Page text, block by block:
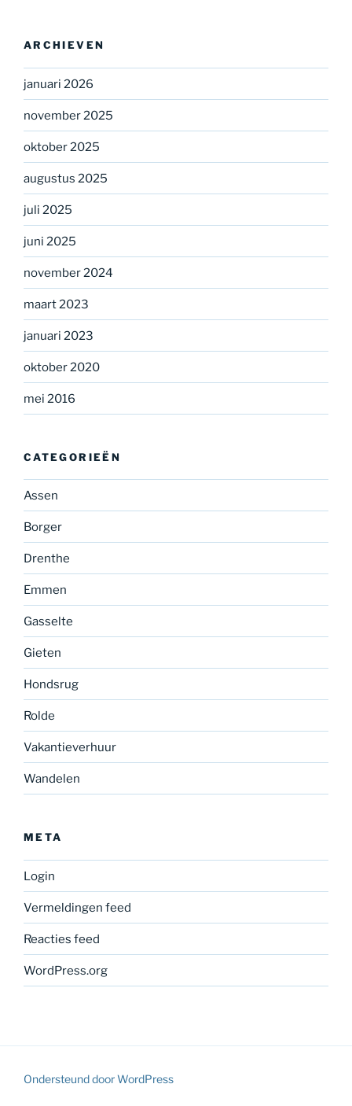
ARCHIEVEN
januari 2026
november 2025
oktober 2025
augustus 2025
juli 2025
juni 2025
november 2024
maart 2023
januari 2023
oktober 2020
mei 2016
CATEGORIEËN
Assen
Borger
Drenthe
Emmen
Gasselte
Gieten
Hondsrug
Rolde
Vakantieverhuur
Wandelen
META
Login
Vermeldingen feed
Reacties feed
WordPress.org
Ondersteund door WordPress